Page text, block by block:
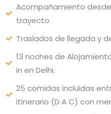
Acompañamiento
trayecto
Traslados de llegada y
13 noches de
in en Delhi.
25 comidas incluidas
itinerario (D A C) con